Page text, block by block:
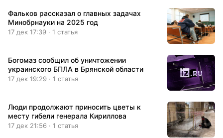
Фальков рассказал о главных задачах
Минобрнауки на 2025 год
17 дек 17:39 · 1 статья
Богомаз сообщил об уничтожении
украинского БПЛА в Брянской области
17 дек 19:29 · 1 статья
Люди продолжают приносить цветы к
месту гибели генерала Кириллова
17 дек 21:56 · 1 статья